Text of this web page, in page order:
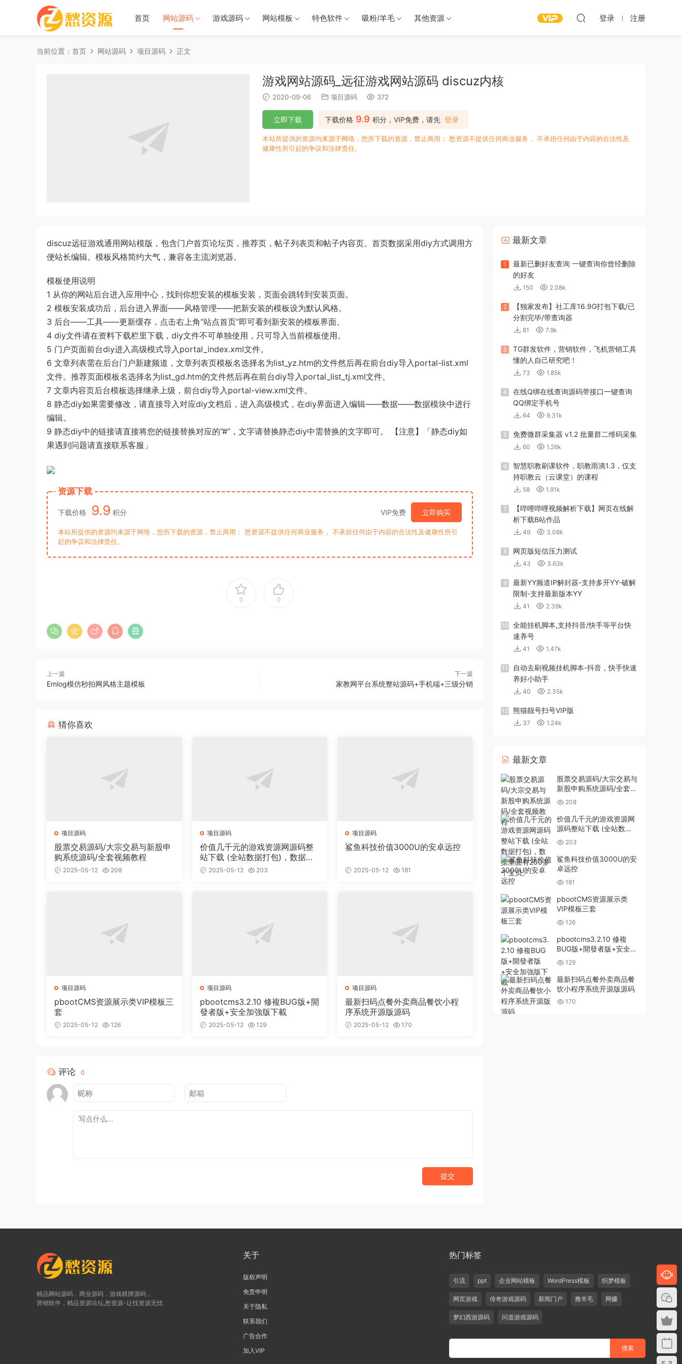
首页 网站源码 游戏源码 网站模板 特色软件 吸粉/羊毛 其他资源 登录 注册
当前位置： 首页 网站源码 项目源码 正文
游戏网站源码_远征游戏网站源码 discuz内核
2020-09-06 项目源码 372
下载价格 9.9 积分，VIP免费，请先 登录
立即下载
本站所提供的资源均来源于网络，您所下载的资源，禁止商用； 愁资源不提供任何商业服务， 不承担任何由于内容的合法性及
健康性所引起的争议和法律责任。
discuz远征游戏通用网站模版，包含门户首页论坛页，推荐页，帖子列表页和帖子内容页。首页数据采用diy方式调用方
便站长编辑。模板风格简约大气，兼容各主流浏览器。
模板使用说明
1 从你的网站后台进入应用中心，找到你想安装的模板安装，页面会跳转到安装页面。
2 模板安装成功后，后台进入界面——风格管理——把新安装的模板设为默认风格。
3 后台——工具——更新缓存，点击右上角“站点首页”即可看到新安装的模板界面。
4 diy文件请在资料下载栏里下载，diy文件不可单独使用，只可导入当前模板使用。
5 门户页面前台diy进入高级模式导入portal_index.xml文件。
6 文章列表需在后台门户新建频道，文章列表页模板名选择名为list_yz.htm的文件然后再在前台diy导入portal-list.xml
文件。推荐页面模板名选择名为list_gd.htm的文件然后再在前台diy导入portal_list_tj.xml文件。
7 文章内容页后台模板选择继承上级，前台diy导入portal-view.xml文件。
8 静态diy如果需要修改，请直接导入对应diy文档后，进入高级模式，在diy界面进入编辑——数据——数据模块中进行
编辑。
9 静态diy中的链接请直接将您的链接替换对应的”#”，文字请替换静态diy中需替换的文字即可。 【注意】「静态diy如
果遇到问题请直接联系客服」
资源下载
下载价格 9.9 积分 VIP免费 立即购买
本站所提供的资源均来源于网络，您所下载的资源，禁止商用； 愁资源不提供任何商业服务， 不承担任何由于内容的合法性及健康性所引
起的争议和法律责任。
0 0
上一篇
Emlog模仿秒拍网风格主题模板
下一篇
家教网平台系统整站源码+手机端+三级分销
猜你喜欢
项目源码
股票交易源码/大宗交易与新股申
购系统源码/全套视频教程
2025-05-12 208
项目源码
价值几千元的游戏资源网源码整
站下载 (全站数据打包)，数据里
面有200多个宝贝。
2025-05-12 203
项目源码
鲨鱼科技价值3000U的安卓远控
2025-05-12 181
项目源码
pbootCMS资源展示类VIP模板三
套
2025-05-12 126
项目源码
pbootcms3.2.10 修複BUG版+開
發者版+安全加強版下載
2025-05-12 129
项目源码
最新扫码点餐外卖商品餐饮小程
序系统开源版源码
2025-05-12 170
评论 0
提交
最新文章
1
最新已删好友查询 一键查询你曾经删除
的好友
150 2.08k
2
【独家发布】社工库16.9G打包下载/已
分割完毕/带查询器
81 7.9k
3
TG群发软件，营销软件，飞机营销工具
懂的人自己研究吧！
73 1.85k
4
在线Q绑在线查询源码带接口一键查询
QQ绑定手机号
64 9.31k
5 免费微群采集器 v1.2 批量群二维码采集
60 1.26k
6
智慧职教刷课软件，职教雨滴1.3，仅支
持职教云（云课堂）的课程
58 1.91k
7
【哔哩哔哩视频解析下载】网页在线解
析下载B站作品
49 3.06k
8 网页版短信压力测试
43 3.63k
9
最新YY频道IP解封器-支持多开YY-破解
限制-支持最新版本YY
41 2.39k
10
全能挂机脚本,支持抖音/快手等平台快
速养号
41 1.47k
11
自动去刷视频挂机脚本-抖音，快手快速
养好小助手
40 2.35k
12 熊猫靓号扫号VIP版
37 1.24k
最新文章
股票交易源码/大宗交易与
新股申购系统源码/全套视
频教程
208
价值几千元的游戏资源网
源码整站下载 (全站数据
打包)，数据里面有200多
个宝贝。
203
鲨鱼科技价值3000U的安
卓远控
181
pbootCMS资源展示类
VIP模板三套
126
pbootcms3.2.10 修複
BUG版+開發者版+安全加
強版下載
129
最新扫码点餐外卖商品餐
饮小程序系统开源版源码
170
精品网站源码，商业源码，游戏棋牌源码，
营销软件，精品资源论坛,愁资源-让找资源无忧
关于
版权声明
免责申明
关于隐私
联系我们
广告合作
加入VIP
热门标签
引流 ppt 企业网站模板 WordPress模板 织梦模板
网页游戏 传奇游戏源码 新闻门户 撸羊毛 网赚
梦幻西游源码 问道游戏源码